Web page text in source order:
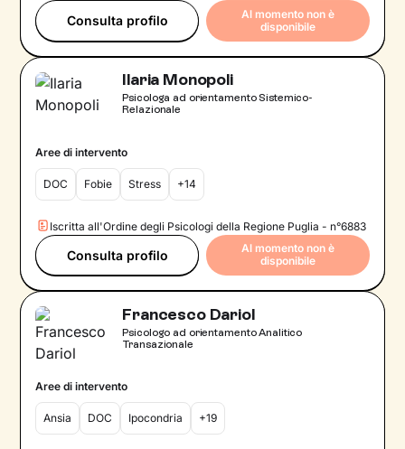
Consulta profilo
Al momento non è
disponibile
Ilaria Monopoli
Psicologa ad orientamento Sistemico-
Relazionale
Aree di intervento
DOC Fobie Stress +14
Iscritta all'Ordine degli Psicologi della Regione Puglia - n°6883
Consulta profilo
Al momento non è
disponibile
Francesco Dariol
Psicologo ad orientamento Analitico
Transazionale
Aree di intervento
Ansia DOC Ipocondria +19